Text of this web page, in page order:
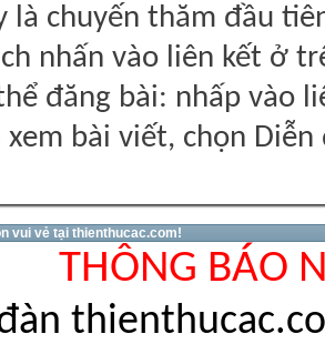
là chuyến thăm đầu
nhấn vào liên kết ở
đăng bài: nhấp vào
xem bài viết, chọn
vui vẻ tại thienthucac.com!
THÔNG BÁO